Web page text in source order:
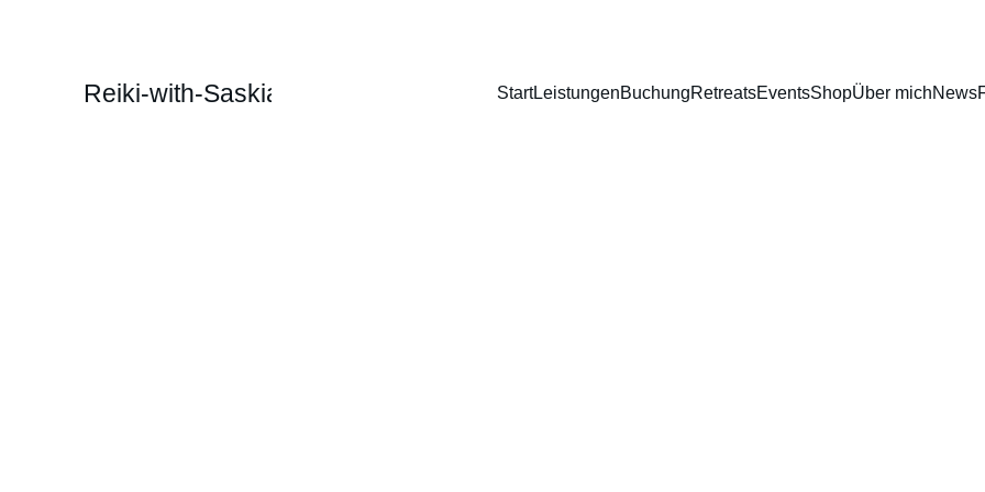
Reiki-with-Saskia StartLeistungenBuchungRetreatsEventsShopÜber michNews